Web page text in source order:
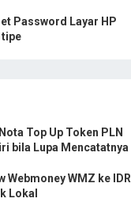
Password Layar HP
tipe
Top Up Token PLN
bila Lupa Mencatatnya
Webmoney WMZ ke IDR
Lokal